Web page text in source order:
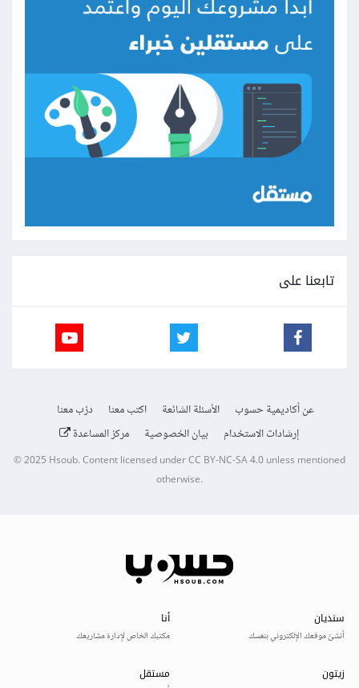
تابعنا على
عن أكاديمية حسوب الأسئلة الشائعة اكتب معنا
درّب معنا
إرشادات الاستخدام
بيان الخصوصية مركز المساعدة
© 2025Hsoub.Content licensed underCC BY-NC-SA 4.0unless mentioned
otherwise.